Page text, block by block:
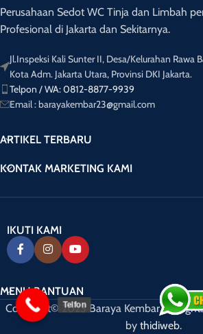
Perusahaan Sedot WC Tinja dan Limbah
Profesional di Jakarta dan Sekitarnya.
Jl.Inspeksi Kali Sunter II, Desa/Kelurahan Rawa
Kota Adm. Jakarta Utara, Provinsi DKI Jakarta.
Telpon / WA: 0812-8877-9939
Email : barayakembar23@gmail.com
ARTIKEL TERBARU
KONTAK MARKETING KAMI
IKUTI KAMI
MENU BANTUAN
Copyright© 2023 Baraya Kembar. All
by thidiweb.
Telfon